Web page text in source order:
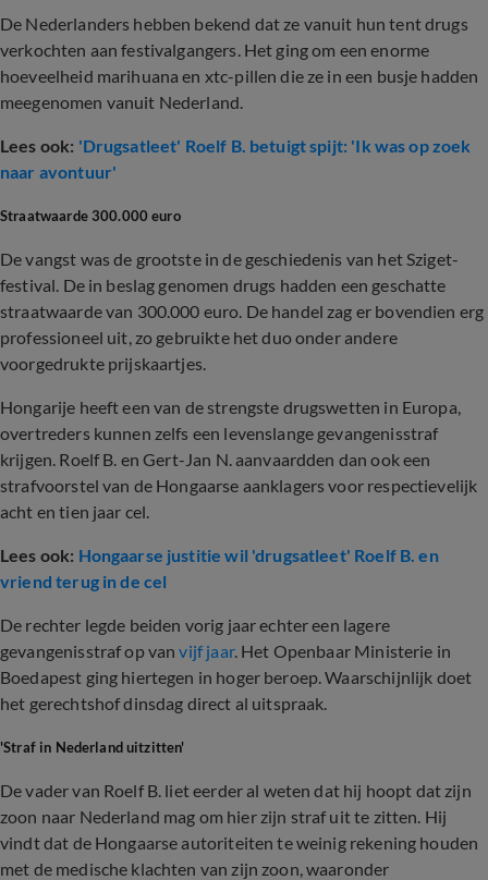
De Nederlanders hebben bekend dat ze vanuit hun tent drugs
verkochten aan festivalgangers. Het ging om een enorme
hoeveelheid marihuana en xtc-pillen die ze in een busje hadden
meegenomen vanuit Nederland.
Lees ook: 'Drugsatleet' Roelf B. betuigt spijt: 'Ik was op zoek
naar avontuur'
Straatwaarde 300.000 euro
De vangst was de grootste in de geschiedenis van het Sziget-
festival. De in beslag genomen drugs hadden een geschatte
straatwaarde van 300.000 euro. De handel zag er bovendien erg
professioneel uit, zo gebruikte het duo onder andere
voorgedrukte prijskaartjes.
Hongarije heeft een van de strengste drugswetten in Europa,
overtreders kunnen zelfs een levenslange gevangenisstraf
krijgen. Roelf B. en Gert-Jan N. aanvaardden dan ook een
strafvoorstel van de Hongaarse aanklagers voor respectievelijk
acht en tien jaar cel.
Lees ook: Hongaarse justitie wil 'drugsatleet' Roelf B. en
vriend terug in de cel
De rechter legde beiden vorig jaar echter een lagere
gevangenisstraf op vanvijf jaar. Het Openbaar Ministerie in
Boedapest ging hiertegen in hoger beroep. Waarschijnlijk doet
het gerechtshof dinsdag direct al uitspraak.
'Straf in Nederland uitzitten'
De vader van Roelf B. liet eerder al weten dat hij hoopt dat zijn
zoon naar Nederland mag om hier zijn straf uit te zitten. Hij
vindt dat de Hongaarse autoriteiten te weinig rekening houden
met de medische klachten van zijn zoon, waaronder